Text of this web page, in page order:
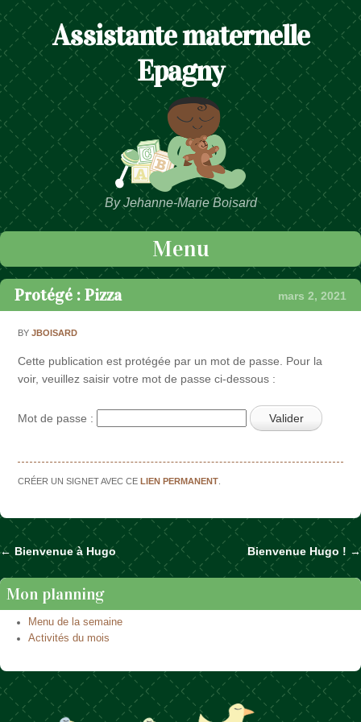
Assistante maternelle
Epagny
By Jehanne-Marie Boisard
Menu
Passer au contenu
Protégé : Pizza mars 2, 2021
BYJBOISARD
Cette publication est protégée par un mot de passe. Pour la
voir, veuillez saisir votre mot de passe ci-dessous :
Mot de passe :
CRÉER UN SIGNET AVEC CELIEN PERMANENT
Naviguer dans les articles
← Bienvenue à Hugo Bienvenue Hugo ! →
Mon planning
Menu de la semaine
Activités du mois